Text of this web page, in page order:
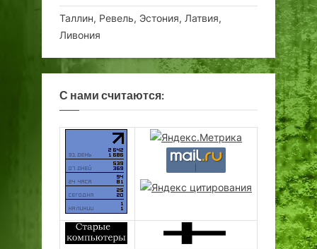
Таллин, Ревель, Эстония, Латвия,
Ливония
С нами считаются: